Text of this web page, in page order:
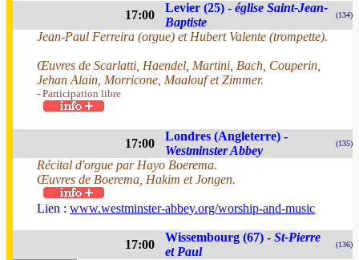
17:00
Levier (25) - église Saint-Jean-
Baptiste
(134)
Jean-Paul Ferreira (orgue) et Hubert Valente (trompette).
Œuvres de Scarlatti, Haendel, Martini, Bach, Couperin,
Jehan Alain, Morricone, Maalouf et Zimmer.
- Participation libre
17:00
Londres (Angleterre) -
Westminster Abbey
(135)
Récital d'orgue par Hayo Boerema.
Œuvres de Boerema, Hakim et Jongen.
Lien : www.westminster-abbey.org/worship-and-music
17:00
Wissembourg (67) - St-Pierre
et Paul
(136)